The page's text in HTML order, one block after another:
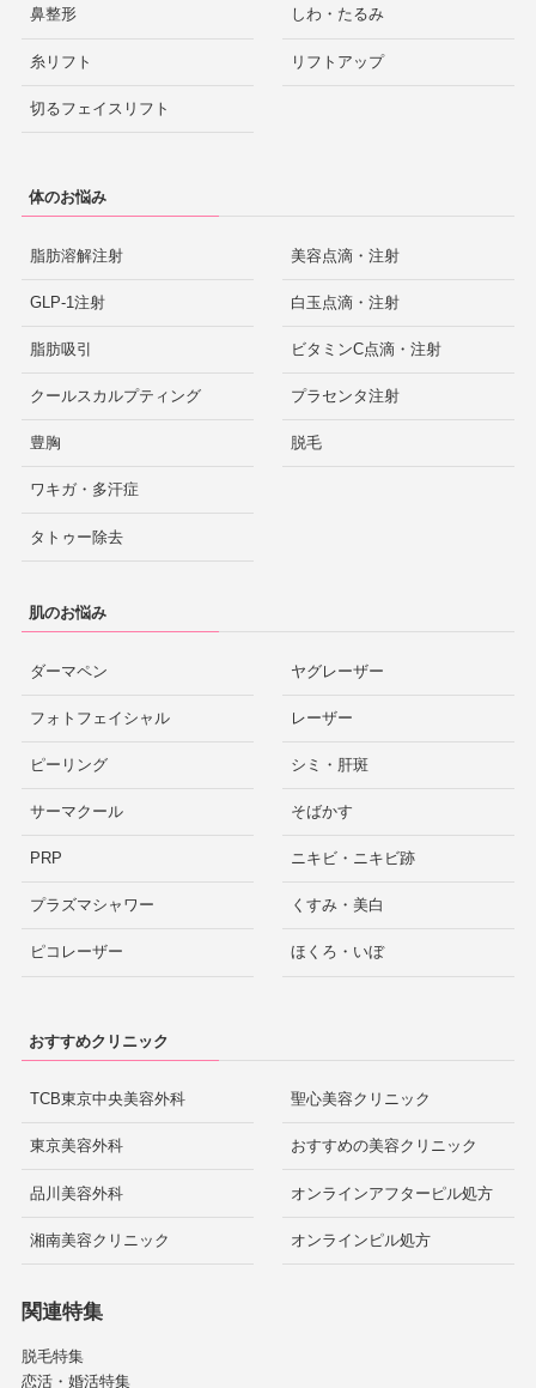
鼻整形
糸リフト
切るフェイスリフト
しわ・たるみ
リフトアップ
体のお悩み
脂肪溶解注射
GLP-1注射
脂肪吸引
クールスカルプティング
豊胸
ワキガ・多汗症
タトゥー除去
美容点滴・注射
白玉点滴・注射
ビタミンC点滴・注射
プラセンタ注射
脱毛
肌のお悩み
ダーマペン
フォトフェイシャル
ピーリング
サーマクール
PRP
プラズマシャワー
ピコレーザー
ヤグレーザー
レーザー
シミ・肝斑
そばかす
ニキビ・ニキビ跡
くすみ・美白
ほくろ・いぼ
おすすめクリニック
TCB東京中央美容外科
東京美容外科
品川美容外科
湘南美容クリニック
聖心美容クリニック
おすすめの美容クリニック
オンラインアフターピル処方
オンラインピル処方
関連特集
脱毛特集
恋活・婚活特集